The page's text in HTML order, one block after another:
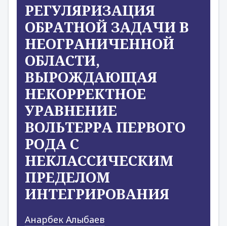
РЕГУЛЯРИЗАЦИЯ
ОБРАТНОЙ ЗАДАЧИ В
НЕОГРАНИЧЕННОЙ
ОБЛАСТИ,
ВЫРОЖДАЮЩАЯ
НЕКОРРЕКТНОЕ
УРАВНЕНИЕ
ВОЛЬТЕРРА ПЕРВОГО
РОДА С
НЕКЛАССИЧЕСКИМ
ПРЕДЕЛОМ
ИНТЕГРИРОВАНИЯ
Анарбек Алыбаев